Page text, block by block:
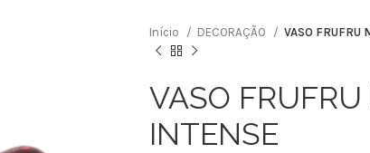
Início DECORAÇÃO VASO FRUFRU
VASO
INTENSE